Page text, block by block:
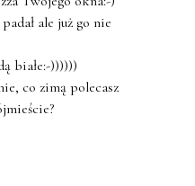
ale już go nie
białe:-))))))
co zimą polecasz